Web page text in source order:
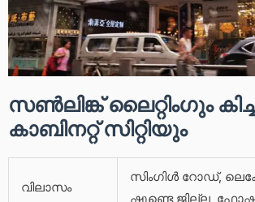
സൺലിങ്ക് ലൈറ്റിംഗും
കാബിനറ്റ് സിറ്റിയും
വിലാസം
സിംഗിൾ റോഡ്,
ഷുണ്ടെ ജില്ല,